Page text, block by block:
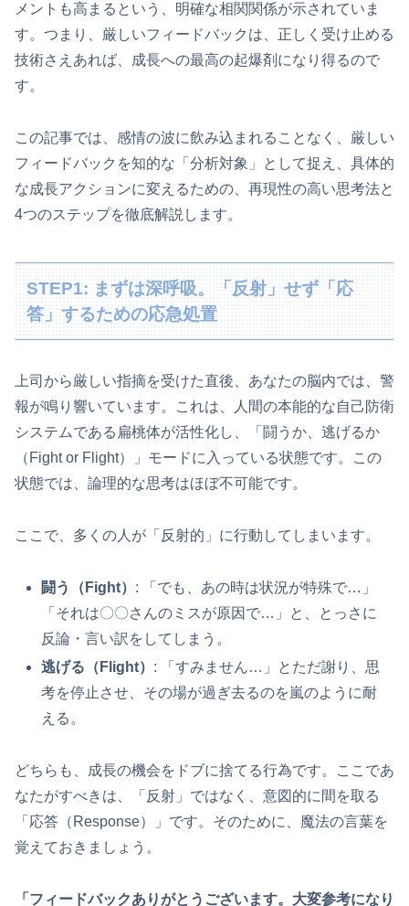
メントも高まるという、明確な相関関係が示されていま
す。つまり、厳しいフィードバックは、正しく受け止める
技術さえあれば、成長への最高の起爆剤になり得るので
す。
この記事では、感情の波に飲み込まれることなく、厳しい
フィードバックを知的な「分析対象」として捉え、具体的
な成長アクションに変えるための、再現性の高い思考法と
4つのステップを徹底解説します。
STEP1: まずは深呼吸。「反射」せず「応
答」するための応急処置
上司から厳しい指摘を受けた直後、あなたの脳内では、警
報が鳴り響いています。これは、人間の本能的な自己防衛
システムである扁桃体が活性化し、「闘うか、逃げるか
（Fight or Flight）」モードに入っている状態です。この
状態では、論理的な思考はほぼ不可能です。
ここで、多くの人が「反射的」に行動してしまいます。
闘う（Fight） : 「でも、あの時は状況が特殊で…」
「それは〇〇さんのミスが原因で…」と、とっさに
反論・言い訳をしてしまう。
逃げる（Flight） : 「すみません…」とただ謝り、思
考を停止させ、その場が過ぎ去るのを嵐のように耐
える。
どちらも、成長の機会をドブに捨てる行為です。ここであ
なたがすべきは、「反射」ではなく、意図的に間を取る
「応答（Response）」です。そのために、魔法の言葉を
覚えておきましょう。
「フィードバックありがとうございます。大変参考になり